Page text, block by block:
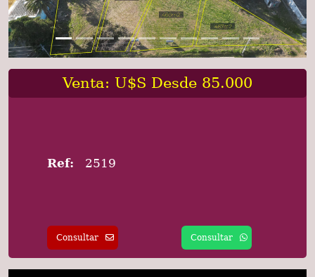
Venta: U$S Desde 85.000
Ref: 2519
Consultar Consultar